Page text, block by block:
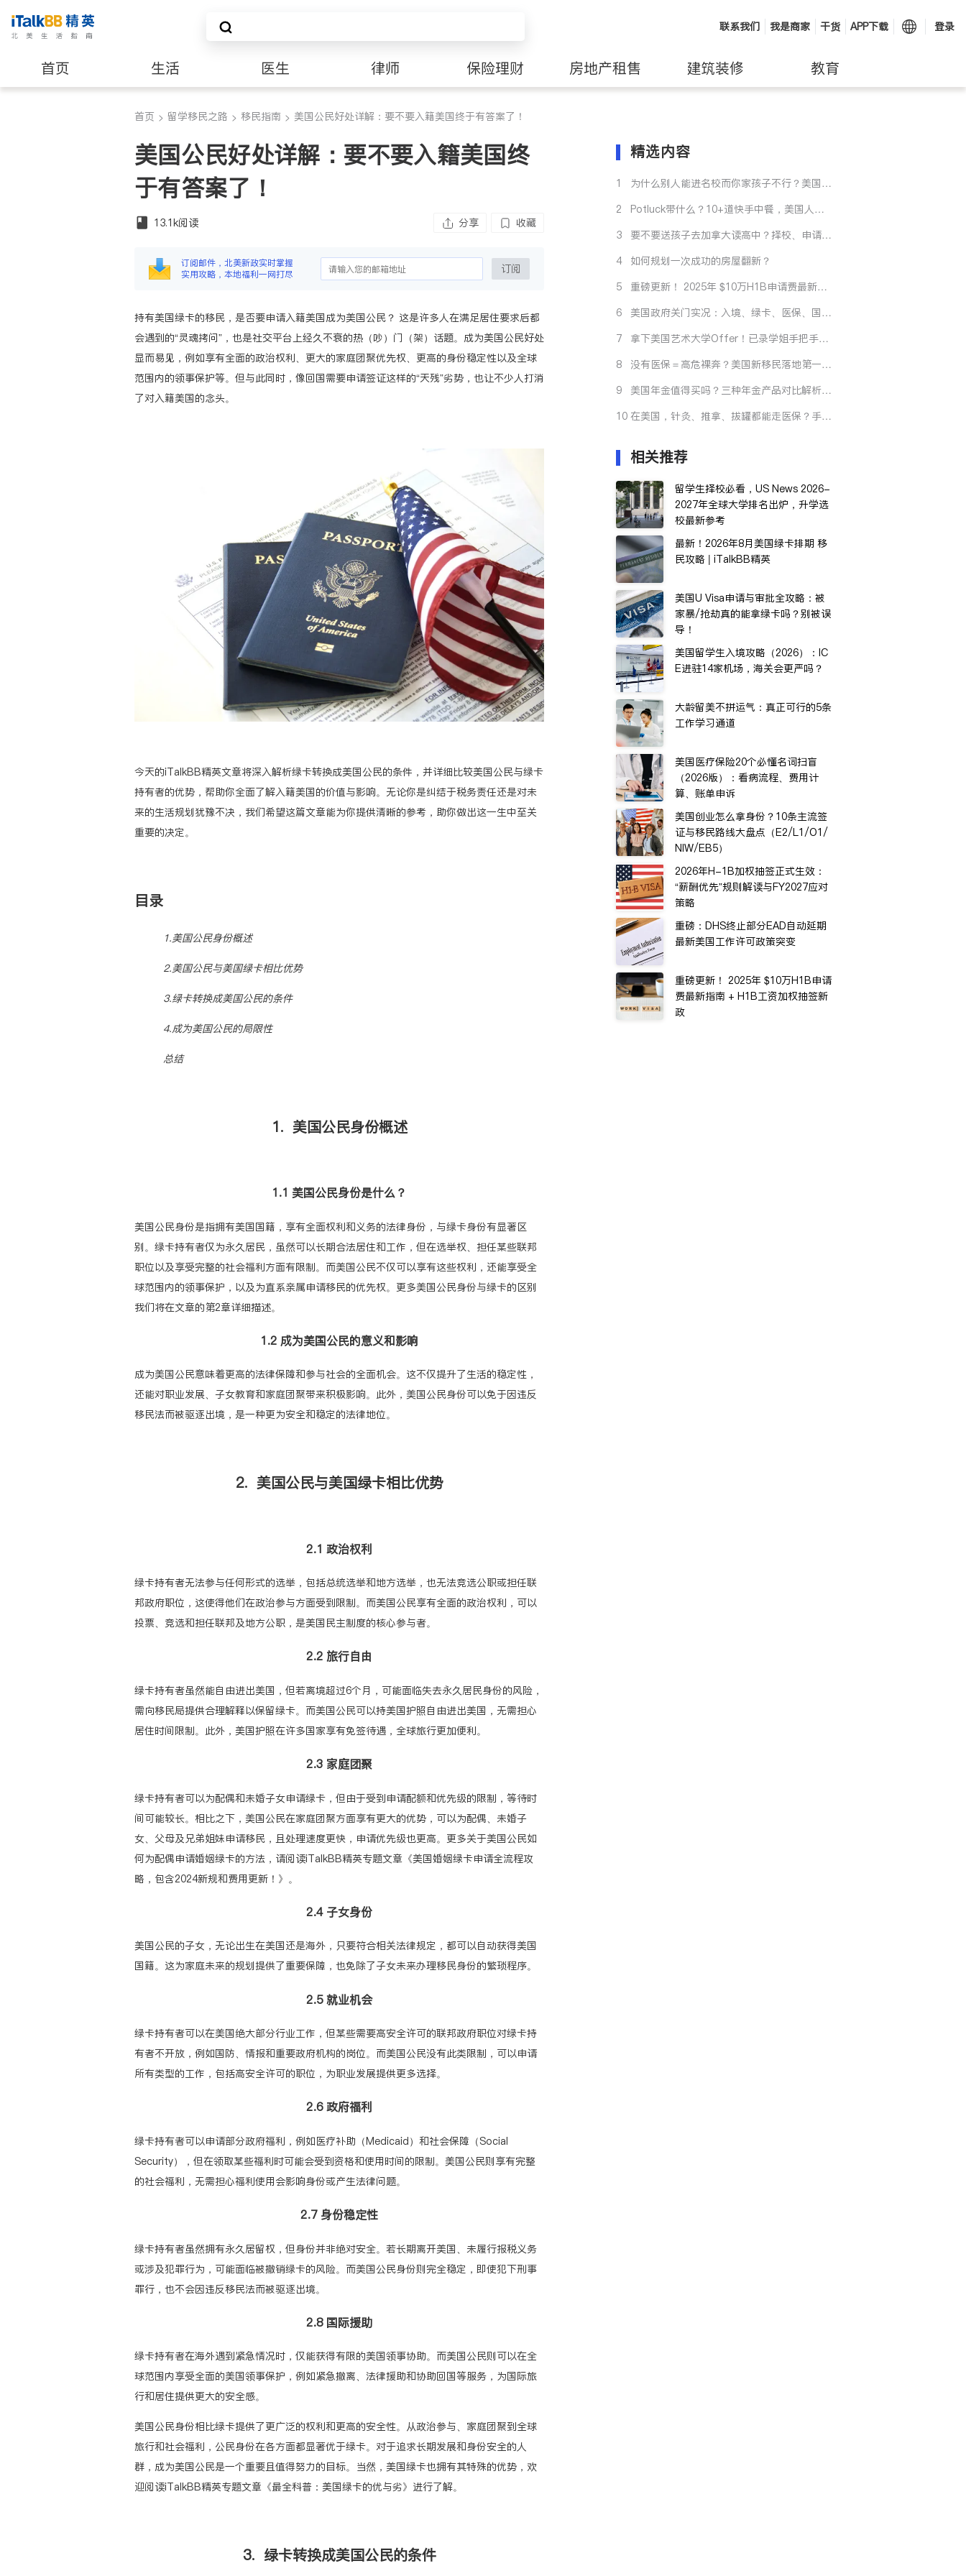
联系我们 我是商家 干货 APP下载 登录
首页 生活 医生 律师 保险理财 房地产租售 建筑装修 教育
非盈利组织
首页 > 留学移民之路 > 移民指南 > 美国公民好处详解：要不要入籍美国终于有答案了！
美国公民好处详解：要不要入籍美国终
于有答案了！
13.1k阅读 分享 收藏
订阅邮件，北美新政实时掌握
实用攻略，本地福利一网打尽
订阅
持有美国绿卡的移民，是否要申请入籍美国成为美国公民？ 这是许多人在满足居住要求后都
会遇到的“灵魂拷问”，也是社交平台上经久不衰的热（吵）门（架）话题。成为美国公民好处
显而易见，例如享有全面的政治权利、更大的家庭团聚优先权、更高的身份稳定性以及全球
范围内的领事保护等。但与此同时，像回国需要申请签证这样的“天残”劣势，也让不少人打消
了对入籍美国的念头。
今天的iTalkBB精英文章将深入解析绿卡转换成美国公民的条件，并详细比较美国公民与绿卡
持有者的优势，帮助你全面了解入籍美国的价值与影响。无论你是纠结于税务责任还是对未
来的生活规划犹豫不决，我们希望这篇文章能为你提供清晰的参考，助你做出这一生中至关
重要的决定。
目录
1.美国公民身份概述
2.美国公民与美国绿卡相比优势
3.绿卡转换成美国公民的条件
4.成为美国公民的局限性
总结
1. 美国公民身份概述
1.1 美国公民身份是什么？
美国公民身份是指拥有美国国籍，享有全面权利和义务的法律身份，与绿卡身份有显著区
别。绿卡持有者仅为永久居民，虽然可以长期合法居住和工作，但在选举权、担任某些联邦
职位以及享受完整的社会福利方面有限制。而美国公民不仅可以享有这些权利，还能享受全
球范围内的领事保护，以及为直系亲属申请移民的优先权。更多美国公民身份与绿卡的区别
我们将在文章的第2章详细描述。
1.2 成为美国公民的意义和影响
成为美国公民意味着更高的法律保障和参与社会的全面机会。这不仅提升了生活的稳定性，
还能对职业发展、子女教育和家庭团聚带来积极影响。此外，美国公民身份可以免于因违反
移民法而被驱逐出境，是一种更为安全和稳定的法律地位。
2. 美国公民与美国绿卡相比优势
2.1 政治权利
绿卡持有者无法参与任何形式的选举，包括总统选举和地方选举，也无法竞选公职或担任联
邦政府职位，这使得他们在政治参与方面受到限制。而美国公民享有全面的政治权利，可以
投票、竞选和担任联邦及地方公职，是美国民主制度的核心参与者。
2.2 旅行自由
绿卡持有者虽然能自由进出美国，但若离境超过6个月，可能面临失去永久居民身份的风险，
需向移民局提供合理解释以保留绿卡。而美国公民可以持美国护照自由进出美国，无需担心
居住时间限制。此外，美国护照在许多国家享有免签待遇，全球旅行更加便利。
2.3 家庭团聚
绿卡持有者可以为配偶和未婚子女申请绿卡，但由于受到申请配额和优先级的限制，等待时
间可能较长。相比之下，美国公民在家庭团聚方面享有更大的优势，可以为配偶、未婚子
女、父母及兄弟姐妹申请移民，且处理速度更快，申请优先级也更高。更多关于美国公民如
何为配偶申请婚姻绿卡的方法，请阅读iTalkBB精英专题文章 《美国婚姻绿卡申请全流程攻
略，包含2024新规和费用更新！》 。
2.4 子女身份
美国公民的子女，无论出生在美国还是海外，只要符合相关法律规定，都可以自动获得美国
国籍。这为家庭未来的规划提供了重要保障，也免除了子女未来办理移民身份的繁琐程序。
2.5 就业机会
绿卡持有者可以在美国绝大部分行业工作，但某些需要高安全许可的联邦政府职位对绿卡持
有者不开放，例如国防、情报和重要政府机构的岗位。而美国公民没有此类限制，可以申请
所有类型的工作，包括高安全许可的职位，为职业发展提供更多选择。
2.6 政府福利
绿卡持有者可以申请部分政府福利，例如医疗补助（Medicaid） 和社会保障（Social
Security）
，但在领取某些福利时可能会受到资格和使用时间的限制。美国公民则享有完整
的社会福利，无需担心福利使用会影响身份或产生法律问题。
2.7 身份稳定性
绿卡持有者虽然拥有永久居留权，但身份并非绝对安全。若长期离开美国、未履行报税义务
或涉及犯罪行为，可能面临被撤销绿卡的风险。而美国公民身份则完全稳定，即使犯下刑事
罪行，也不会因违反移民法而被驱逐出境。
2.8 国际援助
绿卡持有者在海外遇到紧急情况时，仅能获得有限的美国领事协助。而美国公民则可以在全
球范围内享受全面的美国领事保护，例如紧急撤离、法律援助和协助回国等服务，为国际旅
行和居住提供更大的安全感。
美国公民身份相比绿卡提供了更广泛的权利和更高的安全性。从政治参与、家庭团聚到全球
旅行和社会福利，公民身份在各方面都显著优于绿卡。对于追求长期发展和身份安全的人
群，成为美国公民是一个重要且值得努力的目标。当然，美国绿卡也拥有其特殊的优势，欢
迎阅读iTalkBB精英专题文章 《最全科普：美国绿卡的优与劣》 进行了解。
3. 绿卡转换成美国公民的条件
精选内容
1
为什么别人能进名校而你家孩子不行？美国名
校录取真正的关键是…
2
Potluck带什么？10+道快手中餐，美国人爱
吃还不过敏
3
要不要送孩子去加拿大读高中？择校、申请、
预算和适应力要长期规划起来！
4
如何规划一次成功的房屋翻新？
5
重磅更新！ 2025年 $10万H1B申请费最新指
南 + H1B工资加权抽签新政
6
美国政府关门实况：入境、绿卡、医保、国家
公园...7大领域受影响！华人如何自救？
7
拿下美国艺术大学Offer！已录学姐手把手拆
解选校、作品集、面试全流程
8
没有医保＝高危裸奔？美国新移民落地第一件
事必须是它
9
美国年金值得买吗？三种年金产品对比解析，
帮你避开常见华人理财误区
10 在美国，针灸、推拿、拔罐都能走医保？手把
相关推荐
留学生择校必看，US News 2026-
2027年全球大学排名出炉，升学选
校最新参考
最新！2026年8月美国绿卡排期 移
民攻略 | iTalkBB精英
美国U Visa申请与审批全攻略：被
家暴/抢劫真的能拿绿卡吗？别被误
导！
美国留学生入境攻略（2026）：IC
E进驻14家机场，海关会更严吗？
大龄留美不拼运气：真正可行的5条
工作学习通道
美国医疗保险20个必懂名词扫盲
（2026版）：看病流程、费用计
算、账单申诉
美国创业怎么拿身份？10条主流签
证与移民路线大盘点（E2/L1/O1/
NIW/EB5）
2026年H-1B加权抽签正式生效：
“薪酬优先”规则解读与FY2027应对
策略
重磅：DHS终止部分EAD自动延期
最新美国工作许可政策突变
重磅更新！ 2025年 $10万H1B申请
费最新指南 + H1B工资加权抽签新
政